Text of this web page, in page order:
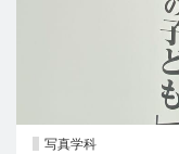
写真学科